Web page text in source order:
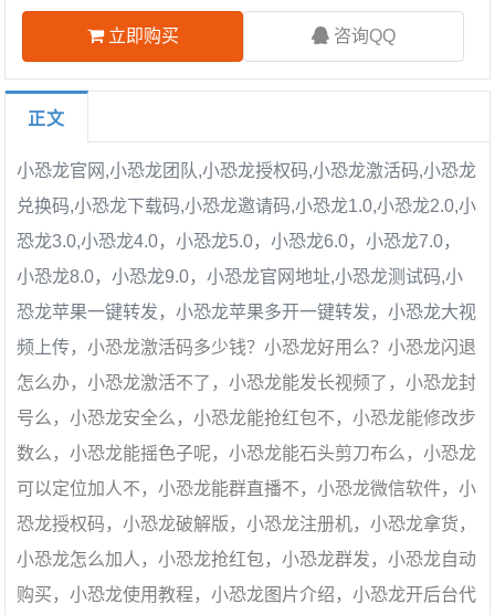
立即购买 咨询QQ
正文
小恐龙官网,小恐龙团队,小恐龙授权码,小恐龙激活码,小恐龙
兑换码,小恐龙下载码,小恐龙邀请码,小恐龙1.0,小恐龙2.0,小
恐龙3.0,小恐龙4.0，小恐龙5.0，小恐龙6.0，小恐龙7.0，
小恐龙8.0，小恐龙9.0，小恐龙官网地址,小恐龙测试码,小
恐龙苹果一键转发，小恐龙苹果多开一键转发，小恐龙大视
频上传，小恐龙激活码多少钱？小恐龙好用么？小恐龙闪退
怎么办，小恐龙激活不了，小恐龙能发长视频了，小恐龙封
号么，小恐龙安全么，小恐龙能抢红包不，小恐龙能修改步
数么，小恐龙能摇色子呢，小恐龙能石头剪刀布么，小恐龙
可以定位加人不，小恐龙能群直播不，小恐龙微信软件，小
恐龙授权码，小恐龙破解版，小恐龙注册机，小恐龙拿货，
小恐龙怎么加人，小恐龙抢红包，小恐龙群发，小恐龙自动
购买，小恐龙使用教程，小恐龙图片介绍，小恐龙开后台代